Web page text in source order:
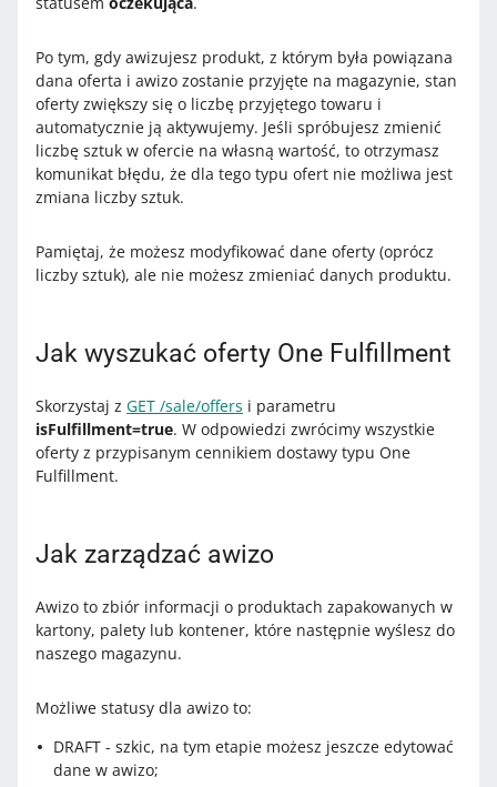
Po tym, gdy awizujesz produkt, z którym była powiązana
dana oferta i awizo zostanie przyjęte na magazynie, stan
oferty zwiększy się o liczbę przyjętego towaru i
automatycznie ją aktywujemy. Jeśli spróbujesz zmienić
liczbę sztuk w ofercie na własną wartość, to otrzymasz
komunikat błędu, że dla tego typu ofert nie możliwa jest
zmiana liczby sztuk.
Pamiętaj, że możesz modyfikować dane oferty (oprócz
liczby sztuk), ale nie możesz zmieniać danych produktu.
Jak wyszukać oferty One Fulfillment
Skorzystaj z GET /sale/offers i parametru
isFulfillment=true. W odpowiedzi zwrócimy wszystkie
oferty z przypisanym cennikiem dostawy typu One
Fulfillment.
Jak zarządzać awizo
Awizo to zbiór informacji o produktach zapakowanych w
kartony, palety lub kontener, które następnie wyślesz do
naszego magazynu.
Możliwe statusy dla awizo to:
DRAFT - szkic, na tym etapie możesz jeszcze edytować
dane w awizo;